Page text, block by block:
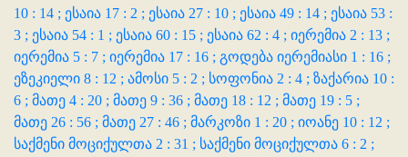
10 : 14 ; ესაია 17 : 2 ; ესაია 27 : 10 ; ესაია 49 : 14 ; ესაია 53 :
3 ; ესაია 54 : 1 ; ესაია 60 : 15 ; ესაია 62 : 4 ; იერემია 2 : 13 ;
იერემია 5 : 7 ; იერემია 17 : 16 ; გოდება იერემიასი 1 : 16 ;
ეზეკიელი 8 : 12 ; ამოსი 5 : 2 ; სოფონია 2 : 4 ; ზაქარია 10 :
6 ; მათე 4 : 20 ; მათე 9 : 36 ; მათე 18 : 12 ; მათე 19 : 5 ;
მათე 26 : 56 ; მათე 27 : 46 ; მარკოზი 1 : 20 ; იოანე 10 : 12 ;
საქმენი მოციქულთა 2 : 31 ; საქმენი მოციქულთა 6 : 2 ;